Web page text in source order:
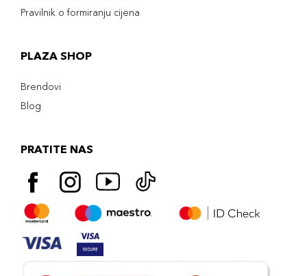
Pravilnik o formiranju cijena
PLAZA SHOP
Brendovi
Blog
PRATITE NAS